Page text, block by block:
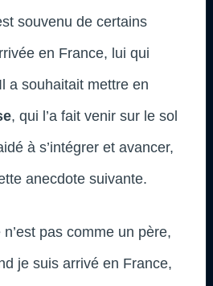
souvenu de certains
en France, lui qui
a souhaitait mettre en
, qui l’a fait venir sur le sol
à s’intégrer et avancer,
anecdote suivante.
pas comme un père,
je suis arrivé en France,